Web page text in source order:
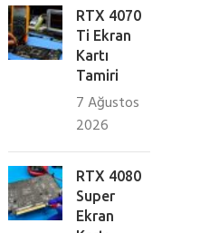
RTX 4070
Ti Ekran
Kartı
Tamiri
7 Ağustos
2026
RTX 4080
Super
Ekran